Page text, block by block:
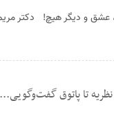
و دیگر هیچ! دکتر
تا پاتوق گفت‌وگویی...